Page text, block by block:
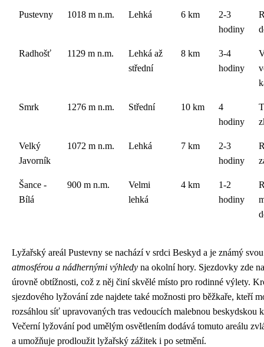
Pustevny 1018 m n.m. Lehká 6 km
2-3
hodiny
Radhošť 1129 m n.m.
Lehká až
střední
8 km
3-4
hodiny
Smrk 1276 m n.m. Střední 10 km
4
hodiny
Velký
Javorník
1072 m n.m. Lehká 7 km
2-3
hodiny
Šance -
Bílá
900 m n.m.
Velmi
lehká
4 km
1-2
hodiny
Lyžařský areál Pustevny se nachází v srdci Beskyd a je známý
atmosférou a nádhernými výhledy na okolní hory. Sjezdovky zde
úrovně obtížnosti, což z něj činí skvělé místo pro rodinné výlety.
sjezdového lyžování zde najdete také možnosti pro běžkaře, kteří
rozsáhlou síť upravovaných tras vedoucích malebnou beskydskou
Večerní lyžování pod umělým osvětlením dodává tomuto areálu
a umožňuje prodloužit lyžařský zážitek i po setmění.